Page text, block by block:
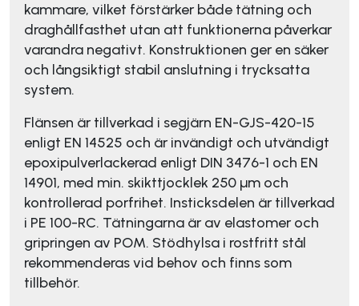
kammare, vilket förstärker både tätning och
draghållfasthet utan att funktionerna påverkar
varandra negativt. Konstruktionen ger en säker
och långsiktigt stabil anslutning i trycksatta
system.
Flänsen är tillverkad i segjärn EN-GJS-420-15
enligt EN 14525 och är invändigt och utvändigt
epoxipulverlackerad enligt DIN 3476-1 och EN
14901, med min. skikttjocklek 250 µm och
kontrollerad porfrihet. Insticksdelen är tillverkad
i PE 100-RC. Tätningarna är av elastomer och
gripringen av POM. Stödhylsa i rostfritt stål
rekommenderas vid behov och finns som
tillbehör.